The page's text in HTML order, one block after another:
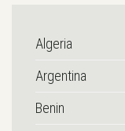
Algeria
Argentina
Benin